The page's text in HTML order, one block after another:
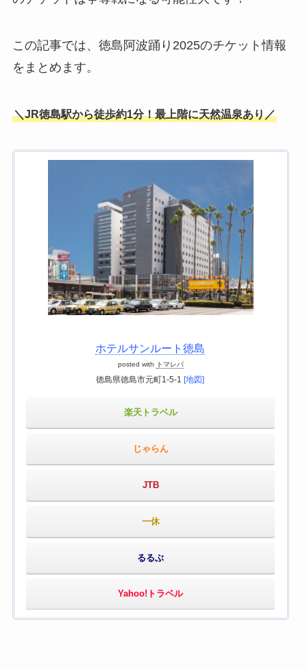
この記事では、徳島阿波踊り2025のチケット情報
をまとめます。
＼JR徳島駅から徒歩約1分！最上階に天然温泉あり／
ホテルサンルート徳島
posted with トマレバ
徳島県徳島市元町1-5-1[地図]
楽天トラベル
じゃらん
JTB
一休
るるぶ
Yahoo!トラベル